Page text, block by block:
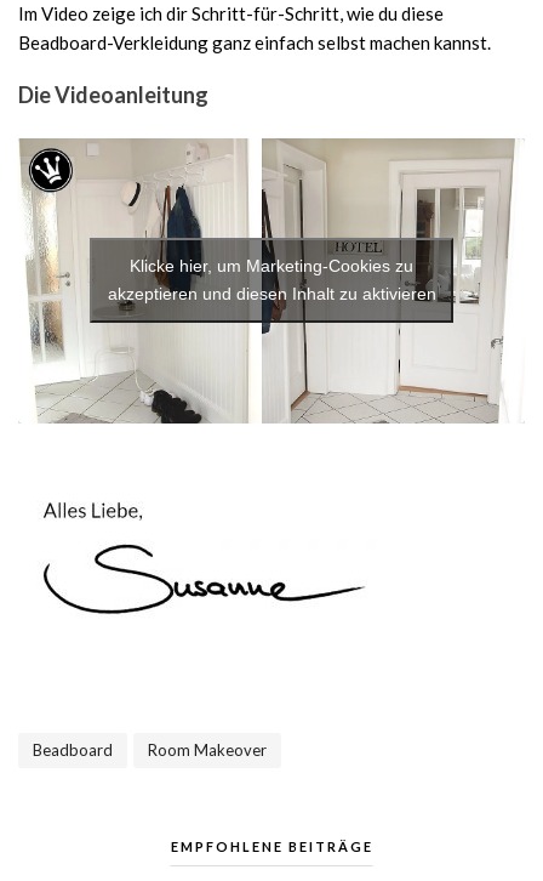
Im Video zeige ich dir Schritt-für-Schritt, wie du diese
Beadboard-Verkleidung ganz einfach selbst machen kannst.
Die Videoanleitung
Klicke hier, um Marketing-Cookies zu
akzeptieren und diesen Inhalt zu aktivieren
Beadboard Room Makeover
EMPFOHLENE BEITRÄGE